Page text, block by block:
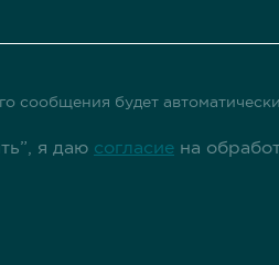
сообщения будет
я даю согласие на